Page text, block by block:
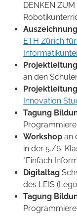
DENKEN
Auszeichnung
ETH Zürich
an den
Innovation
Tagung
Workshopan
in der 5./6.
"Einfach
Digitaltag
des LEIS
Tagung